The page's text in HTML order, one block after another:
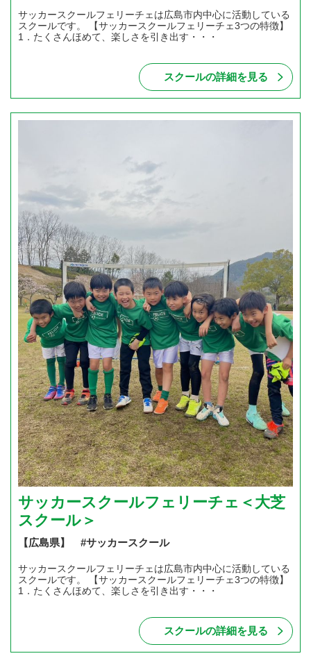
サッカースクールフェリーチェは広島市内中心に活動している
スクールです。 【サッカースクールフェリーチェ3つの特徴】
1．たくさんほめて、楽しさを引き出す・・・
スクールの詳細を見る
サッカースクールフェリーチェ＜大芝
スクール＞
【広島県】 #サッカースクール
サッカースクールフェリーチェは広島市内中心に活動している
スクールです。 【サッカースクールフェリーチェ3つの特徴】
1．たくさんほめて、楽しさを引き出す・・・
スクールの詳細を見る